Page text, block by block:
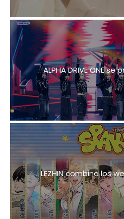
ALPHA DRIVE ONE
LEZHIN combina los